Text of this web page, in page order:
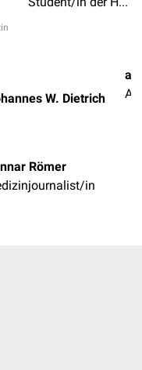
W. Dietrich
Römer
in